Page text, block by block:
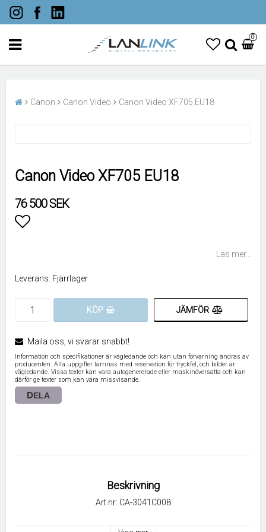
0
Canon Canon Video Canon Video XF705 EU18
Canon Video XF705 EU18
76 500 SEK
Läs mer...
Leverans: Fjärrlager
KÖP JÄMFÖR
Maila oss, vi svarar snabbt!
Information och specifikationer är vägledande och kan utan förvarning ändras av
producenten. Alla uppgifter lämnas med reservation för tryckfel, och bilder är
vägledande. Vissa texter kan vara autogenererade eller maskinöversatta och kan
därför ge texter som kan vara missvisande.
DELA
Beskrivning
Art.nr: CA-3041C008